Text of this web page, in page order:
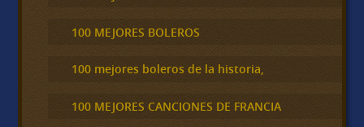
100 MEJORES BOLEROS
100 mejores boleros de la historia,
100 MEJORES CANCIONES DE FRANCIA